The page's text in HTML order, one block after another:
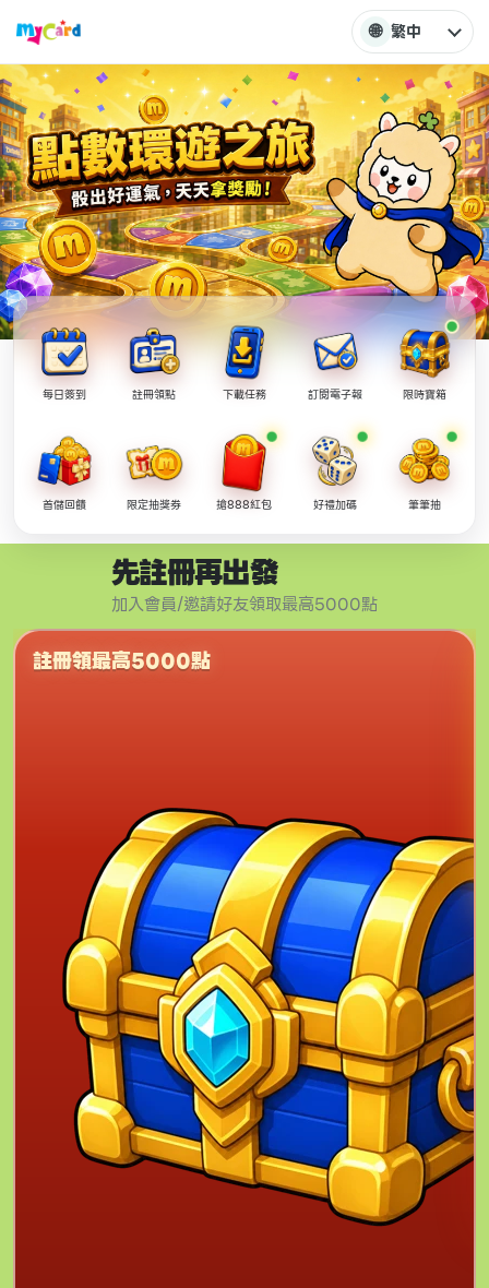
🌐 繁中
每日簽到 註冊領點 下載任務 訂閱電子報 限時寶箱
首儲回饋 限定抽獎券 搶888紅包 好禮加碼 筆筆抽
先註冊再出發
加入會員/邀請好友領取最高5000點
註冊領最高5000點